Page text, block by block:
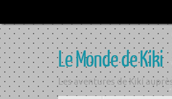
au
contenu
Le Monde de Kiki
Les aventures de Kiki